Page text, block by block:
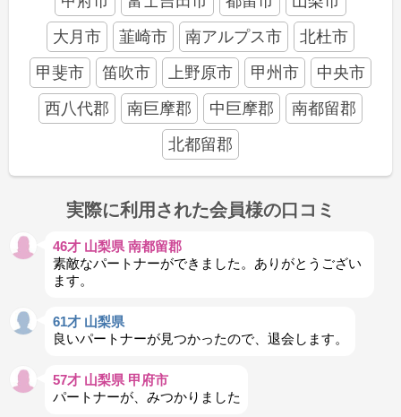
大月市
韮崎市 南アルプス市
北杜市
甲斐市
笛吹市 上野原市 甲州市
中央市
西八代郡
南巨摩郡 中巨摩郡
南都留郡
北都留郡
実際に利用された会員様の口コミ
46才 山梨県 南都留郡
素敵なパートナーができました。ありがとうござい
ます。
61才 山梨県
良いパートナーが見つかったので、退会します。
57才 山梨県 甲府市
パートナーが、みつかりました